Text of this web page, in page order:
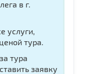
в г.
услуги,
тура.
тура
заявку